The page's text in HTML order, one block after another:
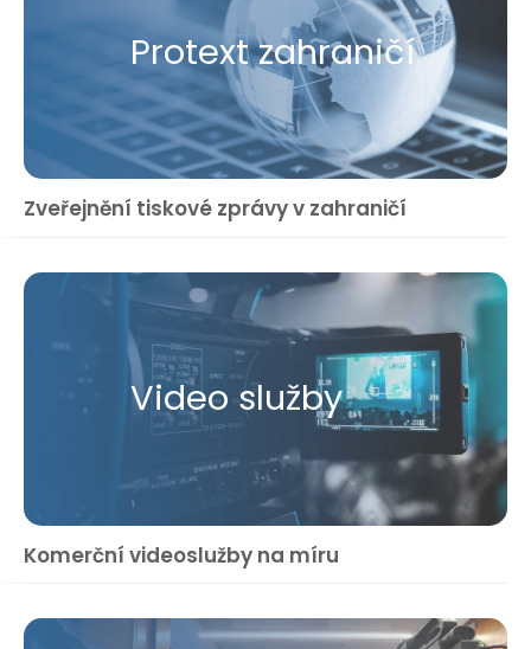
Protext zahraničí
Zveřejnění tiskové zprávy v zahraničí
Video služby
Komerční videoslužby na míru